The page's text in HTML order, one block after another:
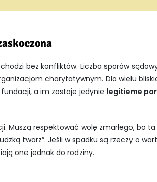
bez konfliktów. Liczba sporów
charytatywnym. Dla wielu
a im zostaje jedynie legitieme
Muszą respektować wolę zmarłego, bo
twarz”. Jeśli w spadku są rzeczy o
one jednak do rodziny.